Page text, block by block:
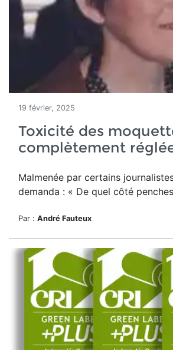
19 février, 2025
Toxicité des
complètement
Malmenée par certains
demanda : « De quel côté
Par : André Fauteux